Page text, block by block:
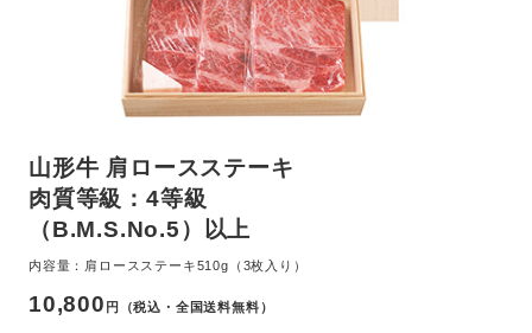
山形牛 肩ロースステーキ
肉質等級：4等級
（B.M.S.No.5）以上
内容量：肩ロースステーキ510g（3枚入り）
10,800 円（税込・全国送料無料）